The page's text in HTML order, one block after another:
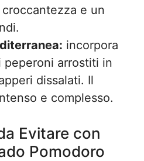
e un
incorpora
arrostiti in
dissalati. Il
e complesso.
Evitare con
Pomodoro